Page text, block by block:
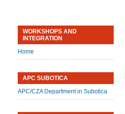
WORKSHOPS AND
INTEGRATION
Home
APC SUBOTICA
APC/CZA Department in Subotica